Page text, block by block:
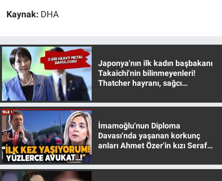
Kaynak: DHA
Japonya'nın ilk kadın başbakanı
Takaichi'nin bilinmeyenleri!
Thatcher hayranı, sağcı
İmamoğlu'nun Diploma
Davası'nda yaşanan korkunç
anları Ahmet Özer'in kızı Seraf
Nedir
Programlar
Sağlık
Spor
Teknoloji
Türkiye'nin Geleceği